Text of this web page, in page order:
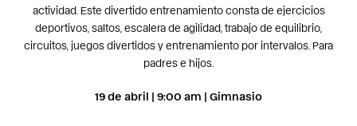
actividad. Este divertido entrenamiento consta de ejercicios
deportivos, saltos, escalera de agilidad, trabajo de equilibrio,
circuitos, juegos divertidos y entrenamiento por intervalos. Para
padres e hijos.
19 de abril | 9:00 am | Gimnasio